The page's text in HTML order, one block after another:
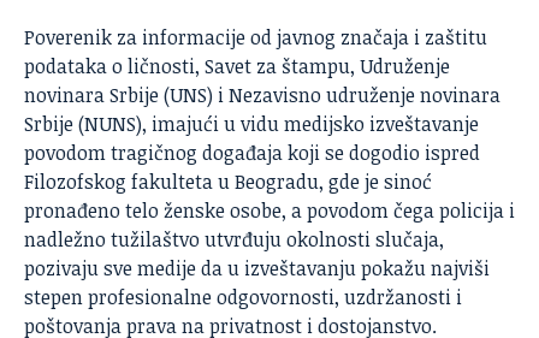
Poverenik za informacije od javnog značaja i zaštitu
podataka o ličnosti, Savet za štampu, Udruženje
novinara Srbije (UNS) i Nezavisno udruženje novinara
Srbije (NUNS), imajući u vidu medijsko izveštavanje
povodom tragičnog događaja koji se dogodio ispred
Filozofskog fakulteta u Beogradu, gde je sinoć
pronađeno telo ženske osobe, a povodom čega policija i
nadležno tužilaštvo utvrđuju okolnosti slučaja,
pozivaju sve medije da u izveštavanju pokažu najviši
stepen profesionalne odgovornosti, uzdržanosti i
poštovanja prava na privatnost i dostojanstvo.